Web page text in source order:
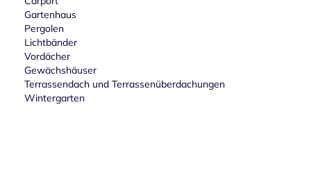
Gartenhaus
Pergolen
Lichtbänder
Vordächer
Gewächshäuser
Terrassendach und Terrassenüberdachungen
Wintergarten